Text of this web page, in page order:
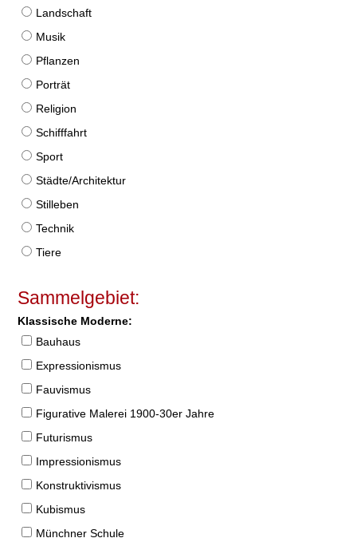
Landschaft
Musik
Pflanzen
Porträt
Religion
Schifffahrt
Sport
Städte/Architektur
Stilleben
Technik
Tiere
Sammelgebiet:
Klassische Moderne:
Bauhaus
Expressionismus
Fauvismus
Figurative Malerei 1900-30er Jahre
Futurismus
Impressionismus
Konstruktivismus
Kubismus
Münchner Schule